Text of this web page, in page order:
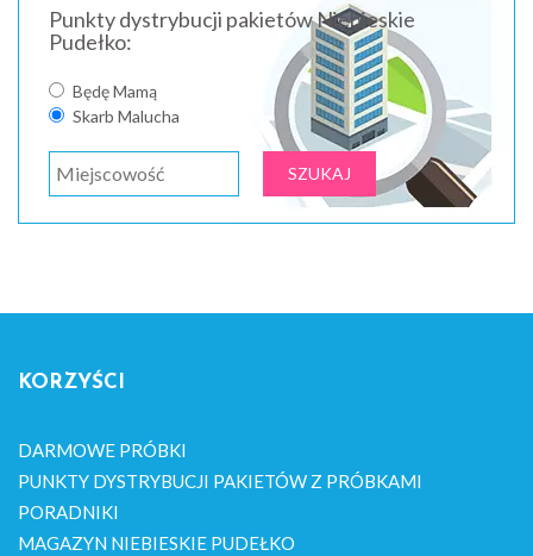
Punkty dystrybucji pakietów Niebieskie
Pudełko:
Będę Mamą
Skarb Malucha
KORZYŚCI
DARMOWE PRÓBKI
PUNKTY DYSTRYBUCJI PAKIETÓW Z PRÓBKAMI
PORADNIKI
MAGAZYN NIEBIESKIE PUDEŁKO